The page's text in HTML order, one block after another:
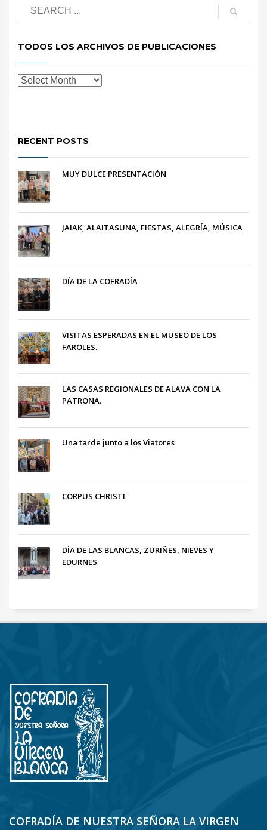
TODOS LOS ARCHIVOS DE PUBLICACIONES
RECENT POSTS
MUY DULCE PRESENTACIÓN
JAIAK, ALAITASUNA, FIESTAS, ALEGRÍA, MÚSICA
DÍA DE LA COFRADÍA
VISITAS ESPERADAS EN EL MUSEO DE LOS
FAROLES.
LAS CASAS REGIONALES DE ALAVA CON LA
PATRONA.
Una tarde junto a los Viatores
CORPUS CHRISTI
DÍA DE LAS BLANCAS, ZURIÑES, NIEVES Y
EDURNES
COFRADÍA DE NUESTRA SEÑORA LA VIRGEN